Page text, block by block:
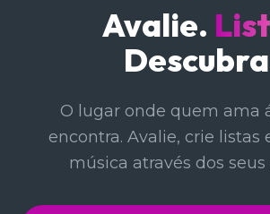
Avalie.
O lugar onde quem ama
encontra. Avalie, crie listas
música através dos seus